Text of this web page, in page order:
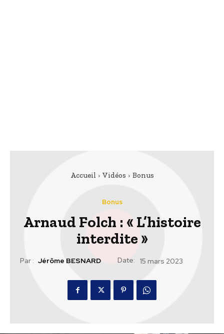
Accueil Vidéos Bonus
Bonus
Arnaud Folch : « L’histoire
interdite »
Par : Jérôme BESNARD Date: 15 mars 2023